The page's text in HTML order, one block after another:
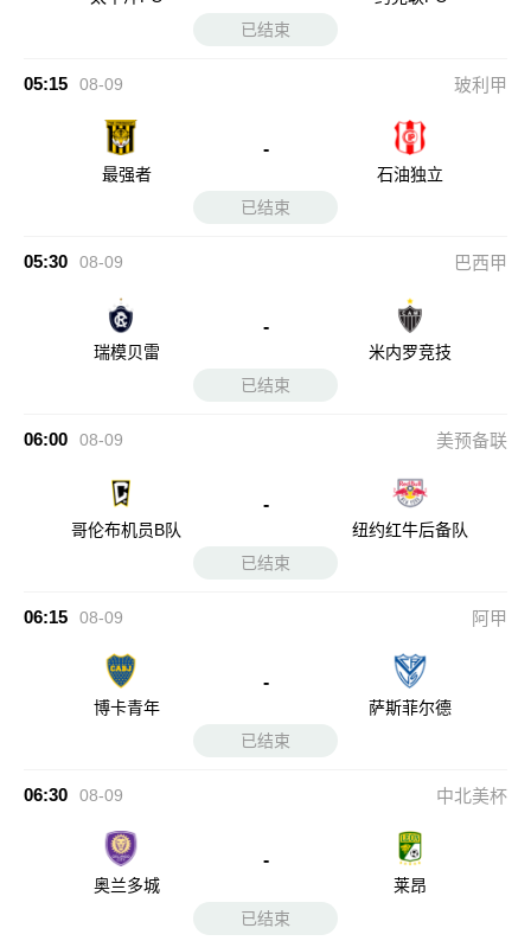
已结束
05:15 08-09 玻利甲
最强者
-
石油独立
已结束
05:30 08-09 巴西甲
瑞模贝雷
-
米内罗竞技
已结束
06:00 08-09 美预备联
哥伦布机员B队
-
纽约红牛后备队
已结束
06:15 08-09 阿甲
博卡青年
-
萨斯菲尔德
已结束
06:30 08-09 中北美杯
奥兰多城
-
莱昂
已结束